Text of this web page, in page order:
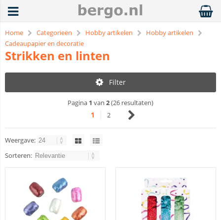
Home Categorieën Hobby artikelen
Hobby artikelen
Cadeaupapier en decoratie
Strikken en linten
Filter
Pagina 1 van 2(26 resultaten)
1 2
Weergave:
Sorteren: